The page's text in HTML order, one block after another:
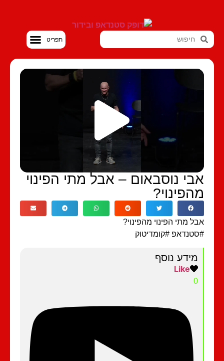
נוסבאום – אבל מתי הפינוי
מתי הפינוי מהפינוי?
#קומדיטוק
מידע נוסף